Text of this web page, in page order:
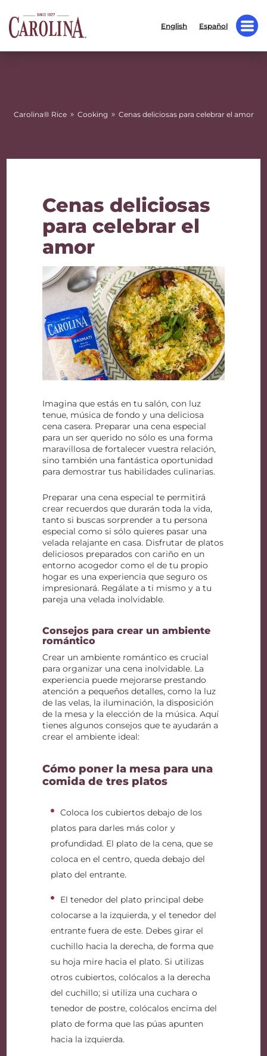
English Español
Carolina® Rice » Cooking » Cenas deliciosas para celebrar el amor
Cenas deliciosas
para celebrar el
amor
Imagina que estás en tu salón, con luz
tenue, música de fondo y una deliciosa
cena casera. Preparar una cena especial
para un ser querido no sólo es una forma
maravillosa de fortalecer vuestra relación,
sino también una fantástica oportunidad
para demostrar tus habilidades culinarias.
Preparar una cena especial te permitirá
crear recuerdos que durarán toda la vida,
tanto si buscas sorprender a tu persona
especial como si sólo quieres pasar una
velada relajante en casa. Disfrutar de platos
deliciosos preparados con cariño en un
entorno acogedor como el de tu propio
hogar es una experiencia que seguro os
impresionará. Regálate a ti mismo y a tu
pareja una velada inolvidable.
Consejos para crear un ambiente
romántico
Crear un ambiente romántico es crucial
para organizar una cena inolvidable. La
experiencia puede mejorarse prestando
atención a pequeños detalles, como la luz
de las velas, la iluminación, la disposición
de la mesa y la elección de la música. Aquí
tienes algunos consejos que te ayudarán a
crear el ambiente ideal:
Cómo poner la mesa para una
comida de tres platos
Coloca los cubiertos debajo de los
platos para darles más color y
profundidad. El plato de la cena, que se
coloca en el centro, queda debajo del
plato del entrante.
El tenedor del plato principal debe
colocarse a la izquierda, y el tenedor del
entrante fuera de este. Debes girar el
cuchillo hacia la derecha, de forma que
su hoja mire hacia el plato. Si utilizas
otros cubiertos, colócalos a la derecha
del cuchillo; si utiliza una cuchara o
tenedor de postre, colócalos encima del
plato de forma que las púas apunten
hacia la izquierda.